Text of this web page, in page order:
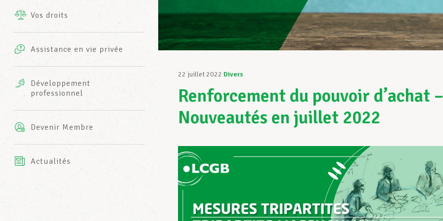
INFO-CENTER
Vos droits
Assistance en vie privée
complémentaires
AXA
Développement
professionnel
Devenir Membre
Actualités
22 juillet 2022 Divers
Renforcement du pouvoir d’achat –
Nouveautés en juillet 2022